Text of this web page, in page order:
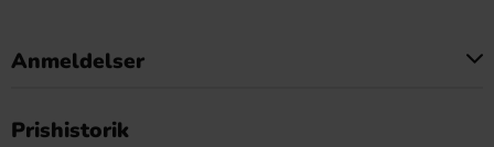
Anmeldelser
Prishistorik